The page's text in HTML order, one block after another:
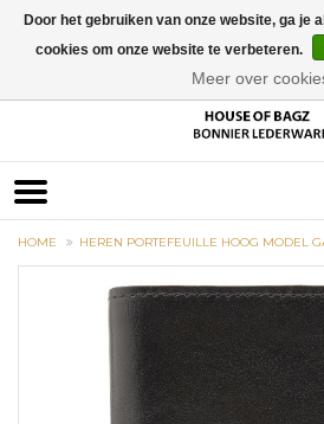
HOME HEREN PORTEFEUILLE HOOG MODEL
Door het gebruiken van onze website, ga je
cookies om onze website te verbeteren.
Meer over